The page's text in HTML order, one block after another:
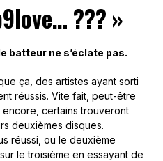
??? »
batteur ne s’éclate pas.
ça, des artistes ayant sorti
réussis. Vite fait, peut-être
encore, certains trouveront
deuxièmes disques.
réussi, ou le deuxième
le troisième en essayant de